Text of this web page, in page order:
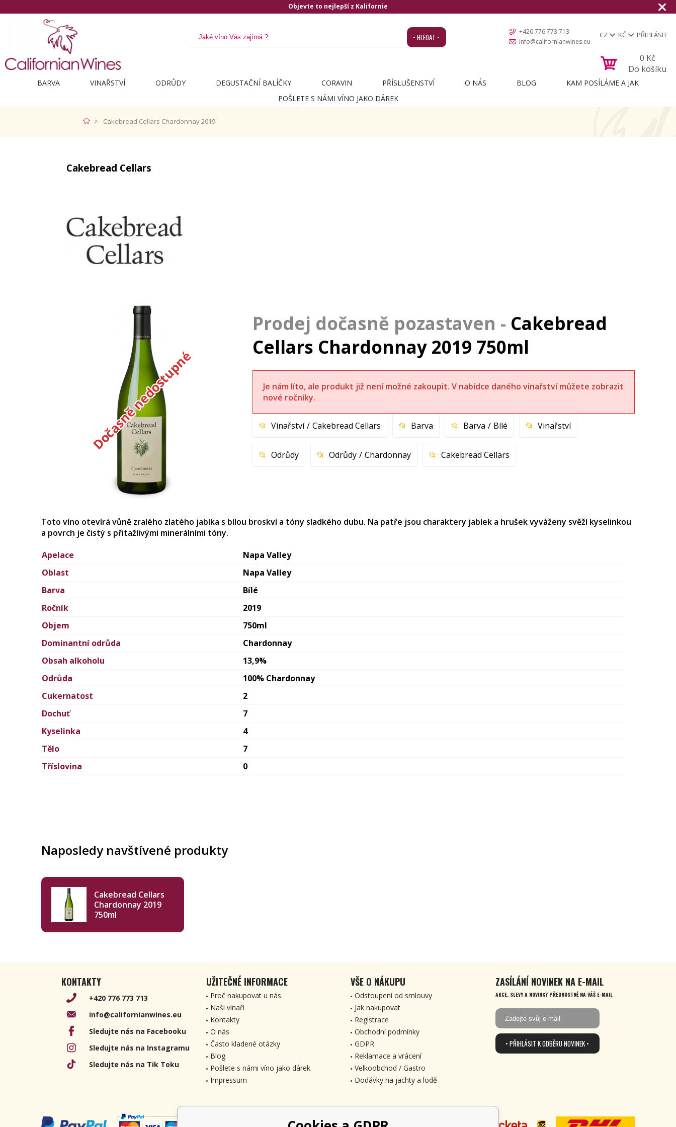
Objevte to nejlepší z Kalifornie
• HLEDAT •
+420 776 773 713
info@californianwines.eu
CZ KČ PŘIHLÁSIT
0 Kč
Do košíku
BARVA VINAŘSTVÍ ODRŮDY DEGUSTAČNÍ BALÍČKY CORAVIN PŘÍSLUŠENSTVÍ O NÁS BLOG
KAM POSÍLÁME A JAK
POŠLETE S NÁMI VÍNO JAKO DÁREK
Cakebread Cellars Chardonnay 2019
Cakebread Cellars
Dočasně nedostupné
Cakebread
Cellars Chardonnay 2019 750ml
Je nám líto, ale produkt již není možné zakoupit. V nabídce daného vinařství můžete zobrazit
nové ročníky.
Vinařství Cakebread Cellars Barva Barva Bílé Vinařství
Odrůdy Odrůdy Chardonnay Cakebread Cellars
Apelace
Napa Valley
Oblast
Napa Valley
Barva
Bílé
Ročník
2019
Objem
750ml
Dominantní odrůda
Chardonnay
Obsah alkoholu
13,9%
Odrůda
100% Chardonnay
Cukernatost
2
Dochuť
7
Kyselinka
4
Tělo
7
Tříslovina
0
Toto víno otevírá vůně zralého zlatého jablka s bílou broskví a tóny sladkého dubu. Na patře jsou charaktery jablek a hrušek vyváženy svěží kyselinkou
a povrch je čistý s přitažlivými minerálními tóny.
Naposledy navštívené produkty
Cakebread Cellars
Chardonnay 2019
750ml
KONTAKTY
+420 776 773 713
info@californianwines.eu
Sledujte nás na Facebooku
Sledujte nás na Instagramu
Sledujte nás na Tik Toku
UŽITEČNÉ INFORMACE
Proč nakupovat u nás
Naši vinaři
Kontakty
O nás
Často kladené otázky
Blog
Pošlete s námi víno jako dárek
Impressum
VŠE O NÁKUPU
Odstoupení od smlouvy
Jak nakupovat
Registrace
Obchodní podmínky
GDPR
Reklamace a vrácení
Velkoobchod / Gastro
Dodávky na jachty a lodě
ZASÍLÁNÍ NOVINEK NA E-MAIL
AKCE, SLEVY A NOVINKY PŘEDNOSTNĚ NA VÁŠ E-MAIL
• PŘIHLÁSIT K ODBĚRU NOVINEK •